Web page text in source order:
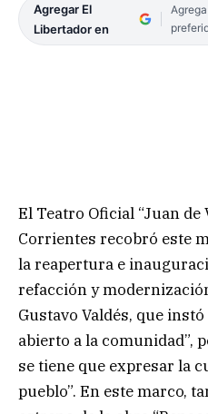
Agregar El
Libertador en
El Teatro Oficial “Juan de
Corrientes recobró este
la reapertura e
refacción y
Gustavo Valdés, que
abierto a la comunidad”,
se tiene que expresar la
pueblo”. En este marco,